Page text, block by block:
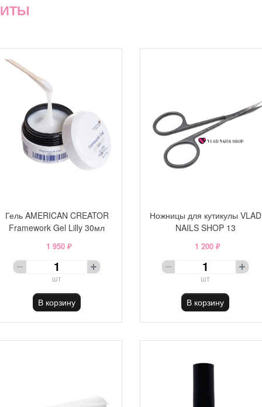
Гель AMERICAN CREATOR
Framework Gel Lilly 30мл
1 950 ₽
шт
В корзину
Ножницы для кутикулы VLAD
NAILS SHOP 13
1 200 ₽
шт
В корзину